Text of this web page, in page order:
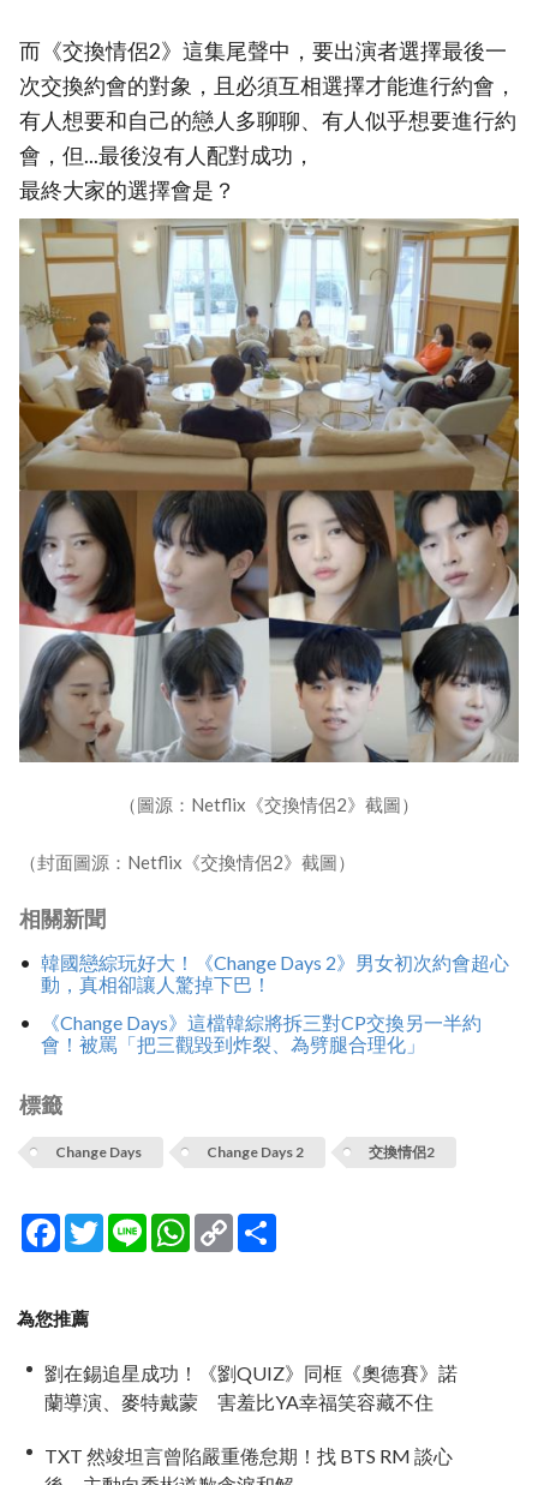
而《交換情侶2》這集尾聲中，要出演者選擇最後一
次交換約會的對象，且必須互相選擇才能進行約會，
有人想要和自己的戀人多聊聊、有人似乎想要進行約
會，但...最後沒有人配對成功，
最終大家的選擇會是？
（圖源：Netflix《交換情侶2》截圖）
（封面圖源：Netflix《交換情侶2》截圖）
相關新聞
韓國戀綜玩好大！《Change Days 2》男女初次約會超心
動，真相卻讓人驚掉下巴！
《Change Days》這檔韓綜將拆三對CP交換另一半約
會！被罵「把三觀毀到炸裂、為劈腿合理化」
標籤
Change Days Change Days 2 交換情侶2
Facebook
TwitterLine WhatsApp
Copy
Link
為您推薦
劉在錫追星成功！《劉QUIZ》同框《奧德賽》諾
蘭導演、麥特戴蒙 害羞比YA幸福笑容藏不住
TXT 然竣坦言曾陷嚴重倦怠期！找 BTS RM 談心